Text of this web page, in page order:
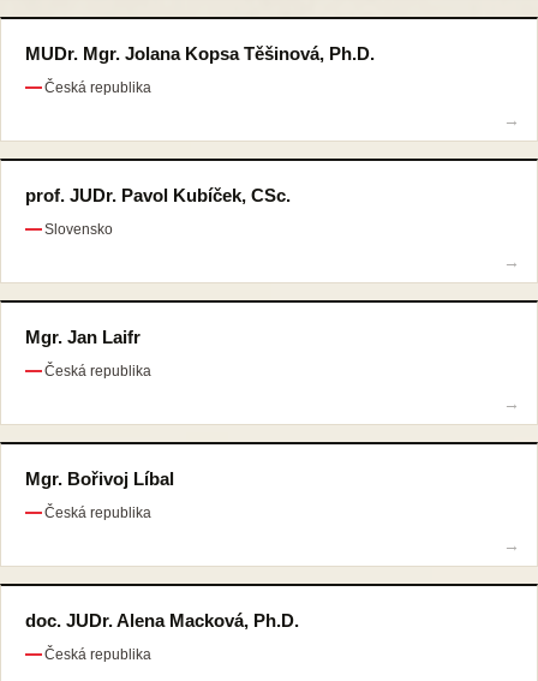
MUDr. Mgr. Jolana Kopsa Těšinová, Ph.D.
Česká republika
prof. JUDr. Pavol Kubíček, CSc.
Slovensko
Mgr. Jan Laifr
Česká republika
Mgr. Bořivoj Líbal
Česká republika
doc. JUDr. Alena Macková, Ph.D.
Česká republika